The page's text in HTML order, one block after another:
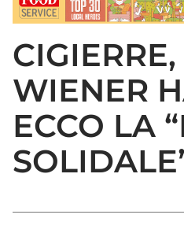
WIENER
ECCO LA